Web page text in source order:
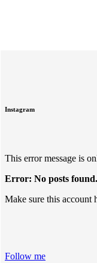
Instagram
This error message is
Error: No posts found.
Make sure this account
Follow me